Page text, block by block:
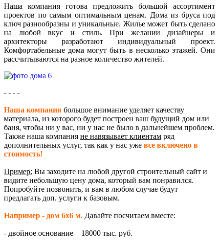
Наша компания готова предложить большой ассортимент
проектов по самым оптимальным ценам. Дома из бруса под
ключ разнообразны и уникальные. Жилье может быть сделано
на любой вкус и стиль. При желании дизайнеры и
архитекторы разработают индивидуальный проект.
Комфортабельные дома могут быть в несколько этажей. Они
рассчитываются на разное количество жителей.
- - - -
Наша компания большое внимание уделяет качеству
материала, из которого будет построен ваш будущий дом или
баня, чтобы ни у вас, ни у нас не было в дальнейшем проблем.
Также наша компания не навязывает клиентам ряд
дополнительных услуг, так как у нас уже все включено в
стоимость!
Пример: Вы заходите на любой другой строительный сайт и
видите небольшую цену дома, который вам понравился.
Попробуйте позвонить, и вам в любом случае будут
предлагать доп. услуги к базовым.
Например - дом 6х6 м. Давайте посчитаем вместе:
- двойное основание – 18000 тыс. руб.